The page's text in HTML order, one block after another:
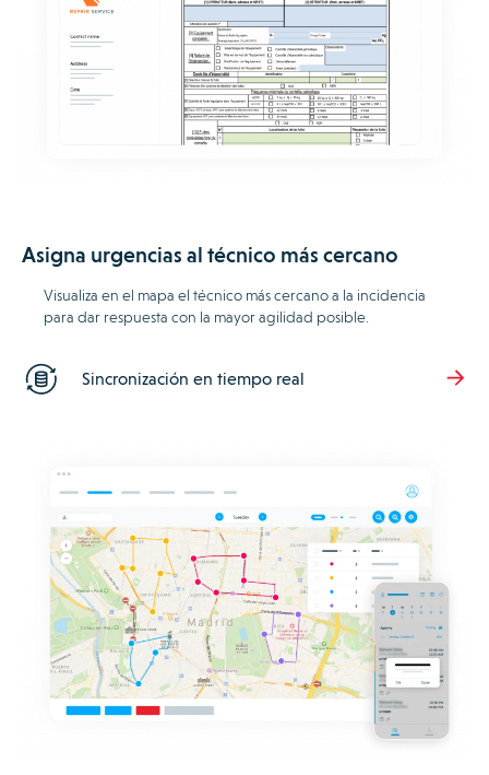
Asigna urgencias al técnico más cercano
Visualiza en el mapa el técnico más cercano a la incidencia
para dar respuesta con la mayor agilidad posible.
Sincronización en tiempo real